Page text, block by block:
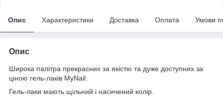
Опис Характеристики Доставка Оплата Умови
Опис
Широка палітра прекрасних за якістю та дуже доступних за
ціною гель-лаків MyNail.
Гель-лаки мають щільний і насичений колір.